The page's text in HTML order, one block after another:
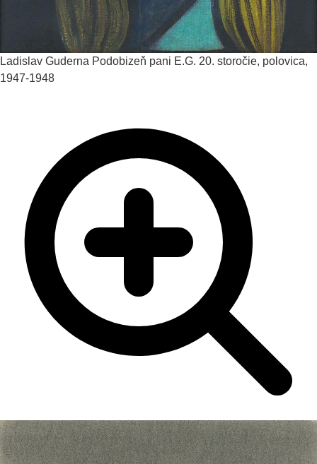
Ladislav Guderna Podobizeň pani E.G. 20. storočie, polovica,
1947-1948